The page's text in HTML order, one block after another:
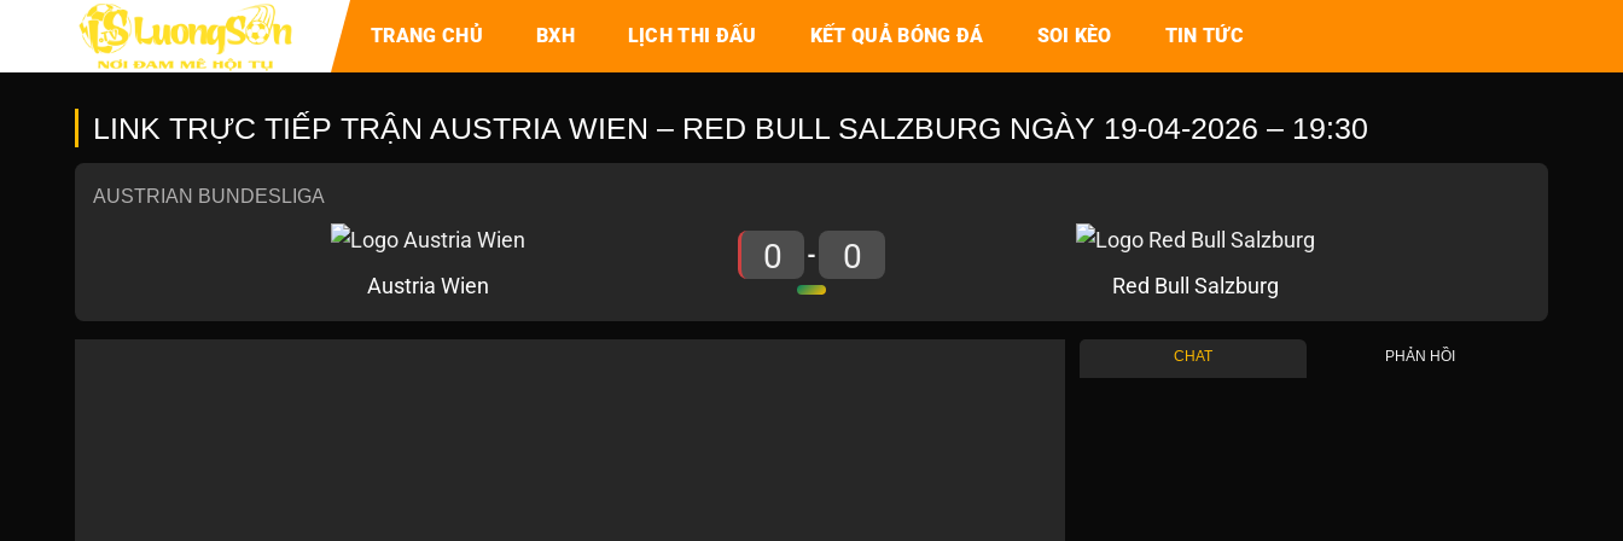
TRANG CHỦ BXH LỊCH THI ĐẤU KẾT QUẢ BÓNG ĐÁ SOI KÈO TIN TỨC
LINK TRỰC TIẾP TRẬN AUSTRIA WIEN – RED BULL SALZBURG NGÀY 19-04-2026 – 19:30
AUSTRIAN BUNDESLIGA
Austria Wien
0 - 0
Red Bull Salzburg
CHAT PHẢN HỒI